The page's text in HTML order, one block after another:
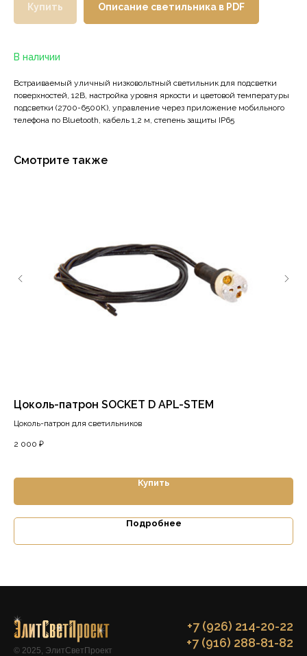
Купить Описание светильника в PDF
В наличии
Встраиваемый уличный низковольтный светильник для подсветки
поверхностей, 12В, настройка уровня яркости и цветовой температуры
подсветки (2700-6500К), управление через приложение мобильного
телефона по Bluetooth, кабель 1,2 м, степень защиты IP65
Смотрите также
Цоколь-патрон SOCKET D APL-STEM
Цоколь-патрон для светильников
2 000 ₽
Купить
Подробнее
© 2025, ЭлитСветПроект
+7 (926) 214-20-22
+7 (916) 288-81-82